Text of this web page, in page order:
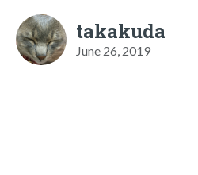
takakuda
June 26, 2019